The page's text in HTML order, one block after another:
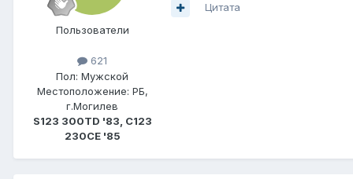
Пользователи
621
Пол: Мужской
Местоположение: РБ,
г.Могилев
S123 300TD '83, C123
230CE '85
Цитата